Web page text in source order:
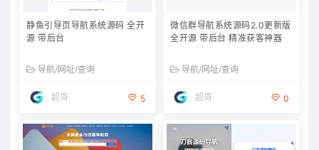
静鱼引导页导航系统源码 全开
源 带后台
导航/网址/查询
超哥 5
微信群导航系统源码2.0更新版
全开源 带后台 精准获客神器
导航/网址/查询
超哥 0